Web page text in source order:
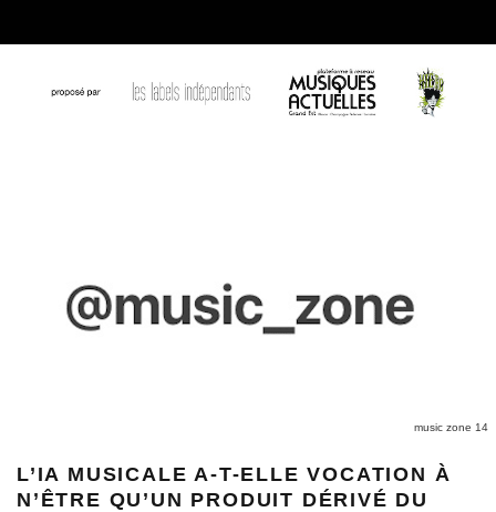
music zone 14
L’IA MUSICALE A-T-ELLE VOCATION À
N’ÊTRE QU’UN PRODUIT DÉRIVÉ DU